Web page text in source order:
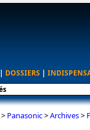
| DOSSIERS |
> Panasonic>Archives>